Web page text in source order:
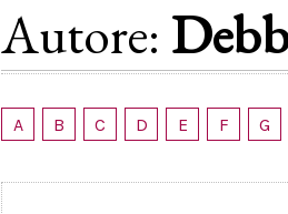
Autore:
A B C D E F G